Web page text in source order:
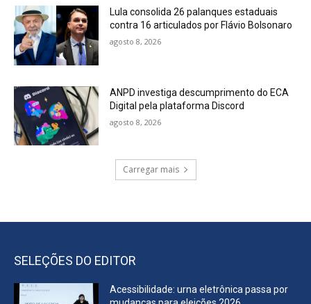
Lula consolida 26 palanques estaduais
contra 16 articulados por Flávio Bolsonaro
agosto 8, 2026
ANPD investiga descumprimento do ECA
Digital pela plataforma Discord
agosto 8, 2026
Carregar mais
SELEÇÕES DO EDITOR
Acessibilidade: urna eletrônica passa por